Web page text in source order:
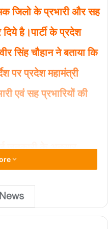
eजिलो के प्रभारी और सह
है।पार्टी के प्रदेश
सिंह चौहान ने बताया कि
पर प्रदेश महामंत्री
एवं सह प्रभारियों की
गई जनकारी के अनुसार
सह प्रभारी सौरभ
चंडी प्रसाद भट्ट सह
सह प्रभारी रघुबीर